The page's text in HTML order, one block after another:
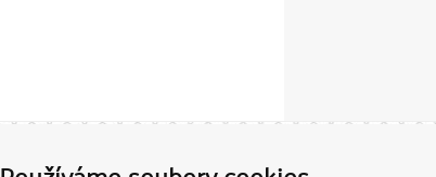
[at] cuni.cz